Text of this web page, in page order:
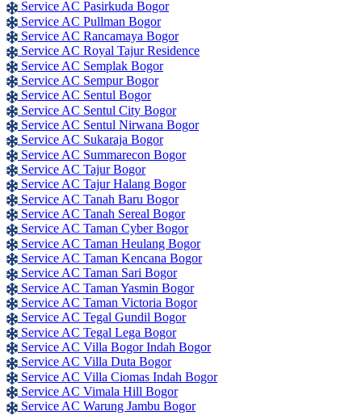
Service AC Pasirkuda Bogor
Service AC Pullman Bogor
Service AC Rancamaya Bogor
Service AC Royal Tajur Residence
Service AC Semplak Bogor
Service AC Sempur Bogor
Service AC Sentul Bogor
Service AC Sentul City Bogor
Service AC Sentul Nirwana Bogor
Service AC Sukaraja Bogor
Service AC Summarecon Bogor
Service AC Tajur Bogor
Service AC Tajur Halang Bogor
Service AC Tanah Baru Bogor
Service AC Tanah Sereal Bogor
Service AC Taman Cyber Bogor
Service AC Taman Heulang Bogor
Service AC Taman Kencana Bogor
Service AC Taman Sari Bogor
Service AC Taman Yasmin Bogor
Service AC Taman Victoria Bogor
Service AC Tegal Gundil Bogor
Service AC Tegal Lega Bogor
Service AC Villa Bogor Indah Bogor
Service AC Villa Duta Bogor
Service AC Villa Ciomas Indah Bogor
Service AC Vimala Hill Bogor
Service AC Warung Jambu Bogor